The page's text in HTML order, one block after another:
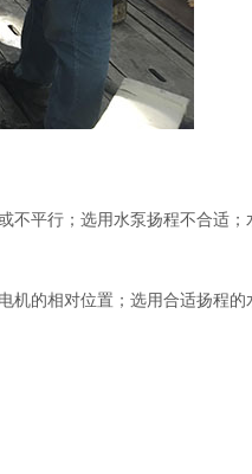
不平行；选用水泵扬程不合适
机的相对位置；选用合适扬程